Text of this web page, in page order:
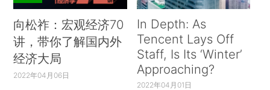
向松祚：宏观经济70
讲，带你了解国内外
经济大局
2022年04月06日
In Depth: As
Tencent Lays Off
Staff, Is Its ‘Winter’
Approaching?
2022年04月01日